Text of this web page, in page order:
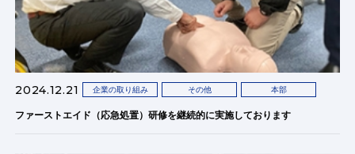
2024.12.21 企業の取り組み その他 本部
ファーストエイド（応急処置）研修を継続的に実施しております